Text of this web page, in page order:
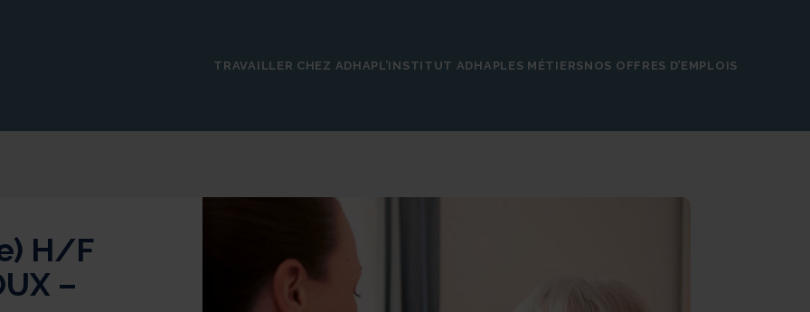
TRAVAILLER CHEZ ADHAPL’INSTITUT ADHAPLES MÉTIERSNOS OFFRES D’EMPLOIS
H/F
–